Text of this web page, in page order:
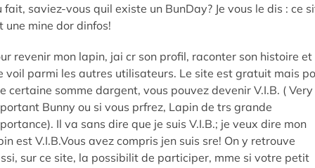
fait, saviez-vous quil existe un BunDay? Je vous le dis : ce
une mine dor dinfos!
revenir mon lapin, jai cr son profil, raconter son histoire et
voil parmi les autres utilisateurs. Le site est gratuit mais
certaine somme dargent, vous pouvez devenir V.I.B. ( Very
Bunny ou si vous prfrez, Lapin de trs grande
Il va sans dire que je suis V.I.B.; je veux dire mon
est V.I.B.Vous avez compris jen suis sre! On y retrouve
sur ce site, la possibilit de participer, mme si votre petit